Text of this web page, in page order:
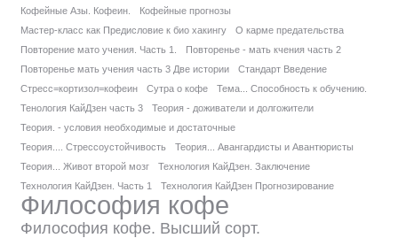
Кофейные Азы. Кофеин.
Кофейные прогнозы
Мастер-класс как Предисловие к био хакингу
О карме предательства
Повторение мато учения. Часть 1.
Повторенье - мать кчения часть 2
Повторенье мать учения часть 3 Две истории
Стандарт Введение
Стресс=кортизол=кофеин
Сутра о кофе
Тема... Способность к обучению.
Тенология КайДзен часть 3
Теория - доживатели и долгожители
Теория. - условия необходимые и достаточные
Теория.... Стрессоустойчивость
Теория... Авангардисты и Авантюристы
Теория... Живот второй мозг
Технология КайДзен. Заключение
Технология КайДзен. Часть 1
Технология КайДзен Прогнозирование
Философия кофе
Философия кофе. Высший сорт.